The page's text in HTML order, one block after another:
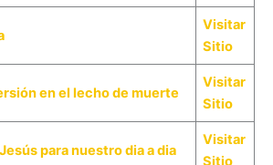
Visitar
Sitio
en el lecho de muerte
Visitar
Sitio
para nuestro dia a dia
Visitar
Sitio